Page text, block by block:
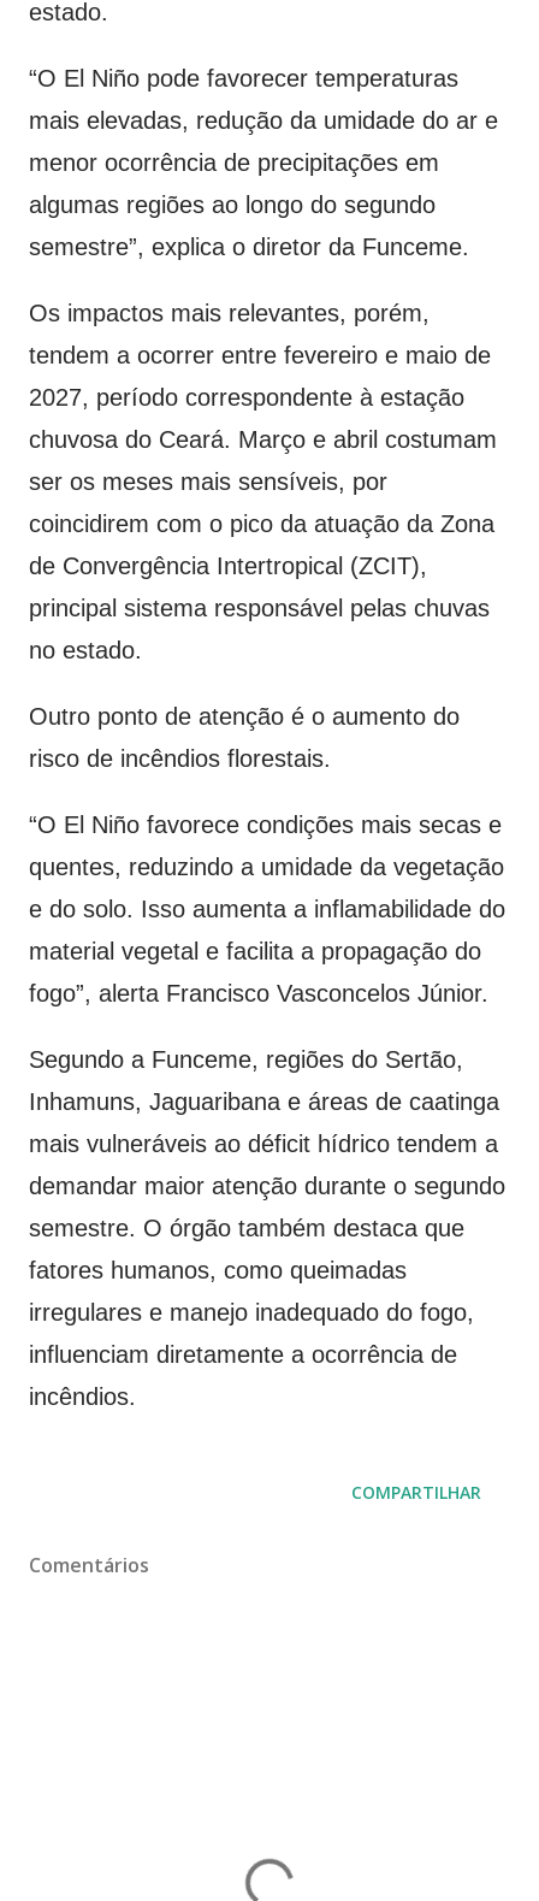
estado.
“O El Niño pode favorecer temperaturas
mais elevadas, redução da umidade do ar e
menor ocorrência de precipitações em
algumas regiões ao longo do segundo
semestre”, explica o diretor da Funceme.
Os impactos mais relevantes, porém,
tendem a ocorrer entre fevereiro e maio de
2027, período correspondente à estação
chuvosa do Ceará. Março e abril costumam
ser os meses mais sensíveis, por
coincidirem com o pico da atuação da Zona
de Convergência Intertropical (ZCIT),
principal sistema responsável pelas chuvas
no estado.
Outro ponto de atenção é o aumento do
risco de incêndios florestais.
“O El Niño favorece condições mais secas e
quentes, reduzindo a umidade da vegetação
e do solo. Isso aumenta a inflamabilidade do
material vegetal e facilita a propagação do
fogo”, alerta Francisco Vasconcelos Júnior.
Segundo a Funceme, regiões do Sertão,
Inhamuns, Jaguaribana e áreas de caatinga
mais vulneráveis ao déficit hídrico tendem a
demandar maior atenção durante o segundo
semestre. O órgão também destaca que
fatores humanos, como queimadas
irregulares e manejo inadequado do fogo,
influenciam diretamente a ocorrência de
incêndios.
COMPARTILHAR
Comentários